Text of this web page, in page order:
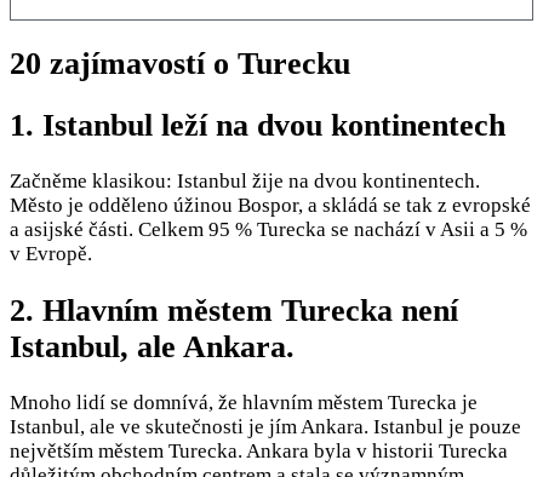
20 zajímavostí o Turecku
1. Istanbul leží na dvou kontinentech
Začněme klasikou: Istanbul žije na dvou kontinentech.
Město je odděleno úžinou Bospor, a skládá se tak z evropské
a asijské části. Celkem 95 % Turecka se nachází v Asii a 5 %
v Evropě.
2. Hlavním městem Turecka není
Istanbul, ale Ankara.
Mnoho lidí se domnívá, že hlavním městem Turecka je
Istanbul, ale ve skutečnosti je jím Ankara. Istanbul je pouze
největším městem Turecka. Ankara byla v historii Turecka